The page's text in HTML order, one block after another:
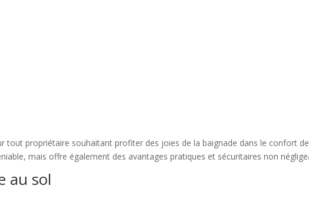
tout propriétaire souhaitant profiter des joies de la baignade dans le confort
mais offre également des avantages pratiques et sécuritaires non
au sol